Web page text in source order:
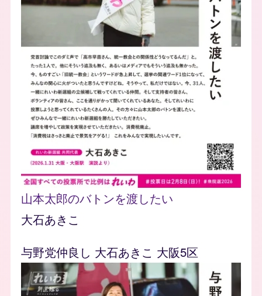
山本太郎のバトンを渡したい
大石あきこ
与野党仲良し 大石あきこ 大阪5区
Image